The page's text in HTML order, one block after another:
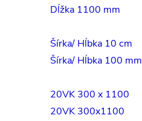
Dĺžka 1100 mm
Šírka/ Hĺbka 10 cm
Šírka/ Hĺbka 100 mm
20VK 300 x 1100
20VK 300x1100